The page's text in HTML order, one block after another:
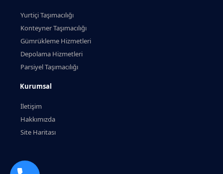
Yurtiçi Taşımacılığı
Konteyner Taşımacılığı
Gümrükleme Hizmetleri
Depolama Hizmetleri
Parsiyel Taşımacılığı
Kurumsal
İletişim
Hakkımızda
Site Haritası